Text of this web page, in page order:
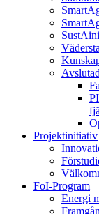
Projektinitiativ
FoI-Program
Energi